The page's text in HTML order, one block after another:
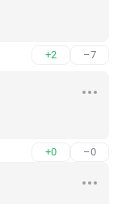
+2 –7
+0 –0